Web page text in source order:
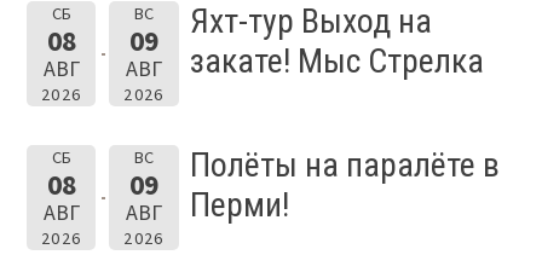
СБ
08
АВГ
2026
ВС
09
АВГ
2026
Яхт-тур Выход на
закате! Мыс Стрелка
СБ
08
АВГ
2026
ВС
09
АВГ
2026
Полёты на паралёте в
Перми!